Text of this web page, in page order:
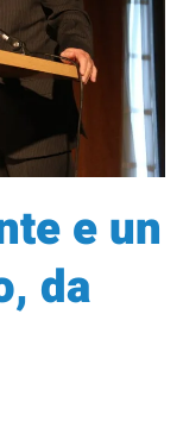
e un
da